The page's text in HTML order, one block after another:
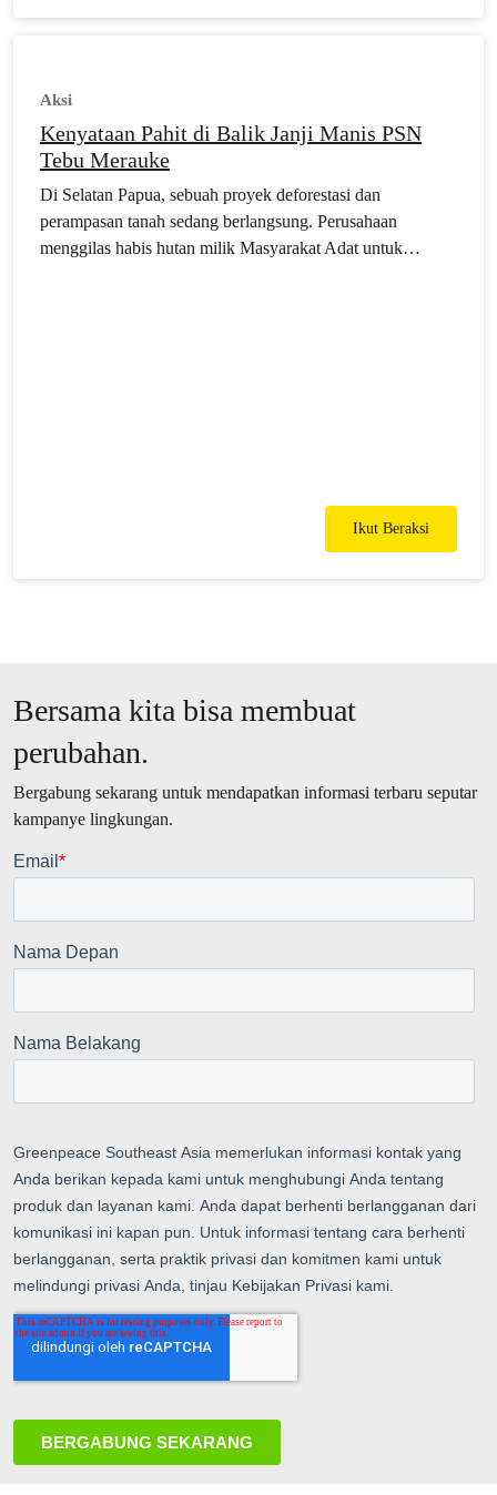
Aksi
Kenyataan Pahit di Balik Janji Manis PSN
Tebu Merauke
Di Selatan Papua, sebuah proyek deforestasi dan
perampasan tanah sedang berlangsung. Perusahaan
menggilas habis hutan milik Masyarakat Adat untuk
Ikut Beraksi
Bersama kita bisa membuat
perubahan.
Bergabung sekarang untuk mendapatkan informasi terbaru seputar
kampanye lingkungan.